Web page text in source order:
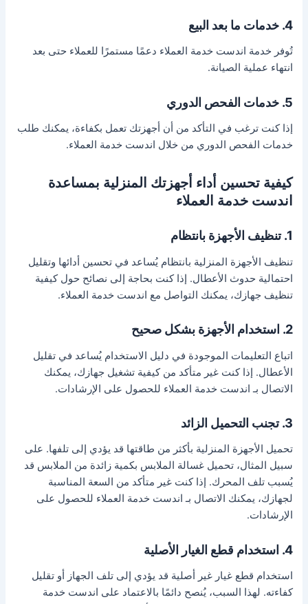
4. خدمات ما بعد البيع
تُوفر خدمة اندست خدمة العملاء دعمًا مستمرًا للعملاء حتى بعد
انتهاء عملية الصيانة.
5. خدمات الفحص الدوري
إذا كنت ترغب في التأكد من أن أجهزتك تعمل بكفاءة، يمكنك طلب
خدمات الفحص الدوري من خلال اندست خدمة العملاء.
كيفية تحسين أداء أجهزتك المنزلية بمساعدة
اندست خدمة العملاء
1. تنظيف الأجهزة بانتظام
تنظيف الأجهزة المنزلية بانتظام يُساعد في تحسين أدائها وتقليل
احتمالية حدوث الأعطال. إذا كنت بحاجة إلى نصائح حول كيفية
تنظيف جهازك، يمكنك التواصل مع اندست خدمة العملاء.
2. استخدام الأجهزة بشكل صحيح
اتباع التعليمات الموجودة في دليل الاستخدام يُساعد في تقليل
الأعطال. إذا كنت غير متأكد من كيفية تشغيل جهازك، يمكنك
الاتصال بـ اندست خدمة العملاء للحصول على الإرشادات.
3. تجنب التحميل الزائد
تحميل الأجهزة المنزلية بأكثر من طاقتها قد يؤدي إلى تلفها. على
سبيل المثال، تحميل غسالة الملابس بكمية زائدة من الملابس قد
يُسبب تلف المحرك. إذا كنت غير متأكد من السعة المناسبة
لجهازك، يمكنك الاتصال بـ اندست خدمة العملاء للحصول على
الإرشادات.
4. استخدام قطع الغيار الأصلية
استخدام قطع غيار غير أصلية قد يؤدي إلى تلف الجهاز أو تقليل
كفاءته. لهذا السبب، يُنصح دائمًا بالاعتماد على اندست خدمة